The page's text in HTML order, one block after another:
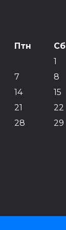
Птн Сб
1
7 8
14 15
21 22
28 29